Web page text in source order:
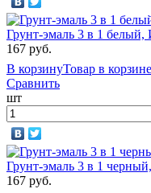
Грунт-эмаль 3 в 1 белый,
167 руб.
В корзинуТовар в корзине
Сравнить
шт
Грунт-эмаль 3 в 1
167 руб.